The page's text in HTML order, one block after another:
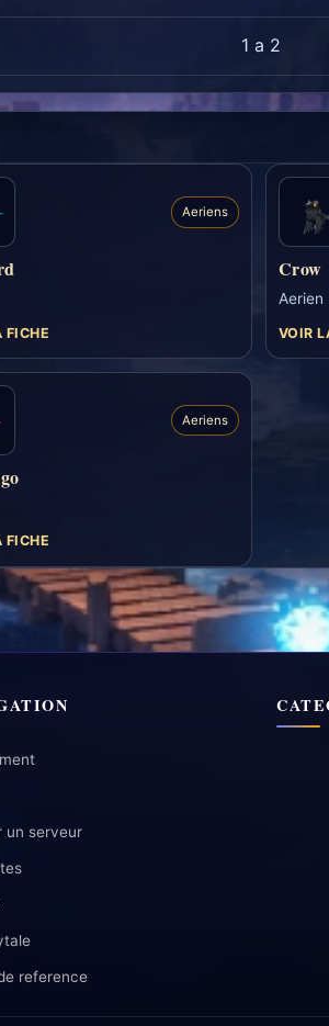
1 a 2
Aeriens
FICHE
Crow
Aerien
VOIR
Aeriens
FICHE
un serveur
reference